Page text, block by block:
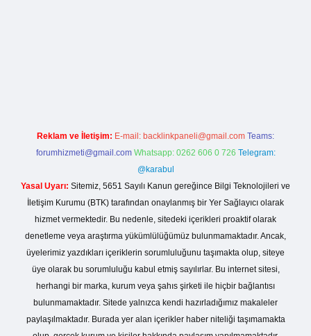
Reklam ve İletişim: E-mail: backlinkpaneli@gmail.com Teams:
forumhizmeti@gmail.com Whatsapp: 0262 606 0 726 Telegram:
@karabul
Yasal Uyarı: Sitemiz, 5651 Sayılı Kanun gereğince Bilgi Teknolojileri ve
İletişim Kurumu (BTK) tarafından onaylanmış bir Yer Sağlayıcı olarak
hizmet vermektedir. Bu nedenle, sitedeki içerikleri proaktif olarak
denetleme veya araştırma yükümlülüğümüz bulunmamaktadır. Ancak,
üyelerimiz yazdıkları içeriklerin sorumluluğunu taşımakta olup, siteye
üye olarak bu sorumluluğu kabul etmiş sayılırlar. Bu internet sitesi,
herhangi bir marka, kurum veya şahıs şirketi ile hiçbir bağlantısı
bulunmamaktadır. Sitede yalnızca kendi hazırladığımız makaleler
paylaşılmaktadır. Burada yer alan içerikler haber niteliği taşımamakta